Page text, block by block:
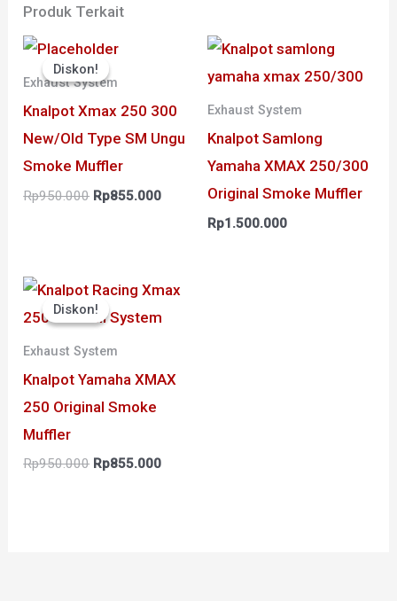
Produk Terkait
Diskon!
Diskon!
Exhaust System
Knalpot Xmax 250 300
New/Old Type SM Ungu
Smoke Muffler
Rp950.000
Harga
adalah:
Rp855.000
Rp855.000.Exhaust System
Knalpot Samlong
Yamaha XMAX 250/300
Original Smoke Muffler
Rp1.500.000
Diskon!
Diskon!
Exhaust System
Knalpot Yamaha XMAX
250 Original Smoke
Muffler
Rp950.000
Harga
aslinya
adalah:
Rp855.000
Harga
saat
ini